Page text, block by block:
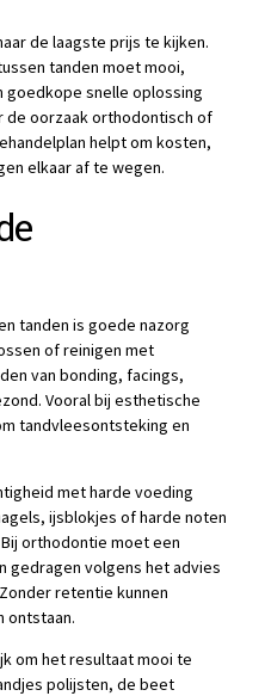
de laagste prijs te kijken.
tanden moet mooi,
goedkope snelle oplossing
de oorzaak orthodontisch of
helpt om kosten,
elkaar af te wegen.
tanden is goede nazorg
of reinigen met
van bonding, facings,
Vooral bij esthetische
tandvleesontsteking en
met harde voeding
ijsblokjes of harde noten
orthodontie moet een
gedragen volgens het advies
retentie kunnen
ontstaan.
om het resultaat mooi te
polijsten, de beet